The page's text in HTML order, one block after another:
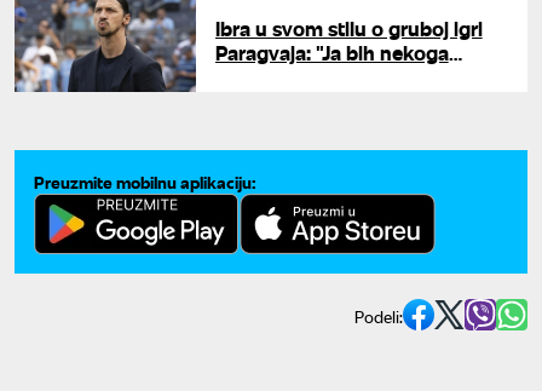
Ibra u svom stilu o gruboj igri
Paragvaja: "Ja bih nekoga
Preuzmite mobilnu aplikaciju:
Podeli: